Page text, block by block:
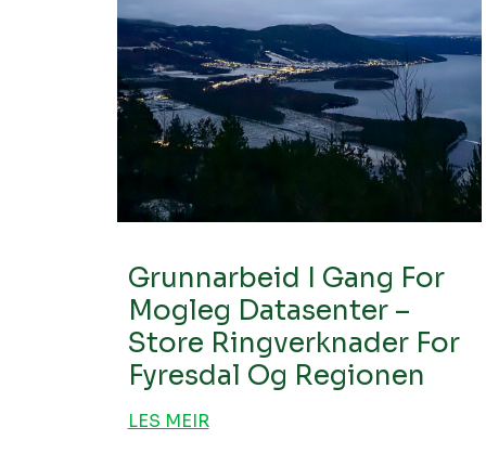
Grunnarbeid I Gang For
Mogleg Datasenter –
Store Ringverknader For
Fyresdal Og Regionen
LES MEIR